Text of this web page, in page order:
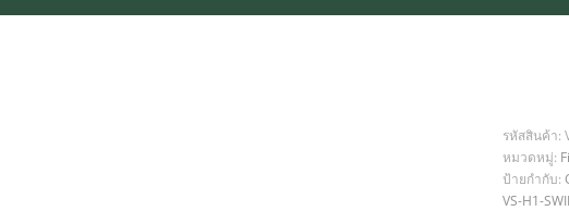
รหัสสินค้า:
หมวดหมู่:
ป้ายกำกับ:
VS-H1-